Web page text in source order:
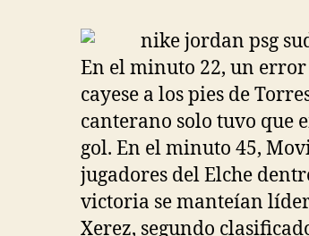
En el minuto 22, un
cayese a los pies de
canterano solo tuvo
gol. En el minuto 45,
jugadores del Elche
victoria se manteían
Xerez, segundo